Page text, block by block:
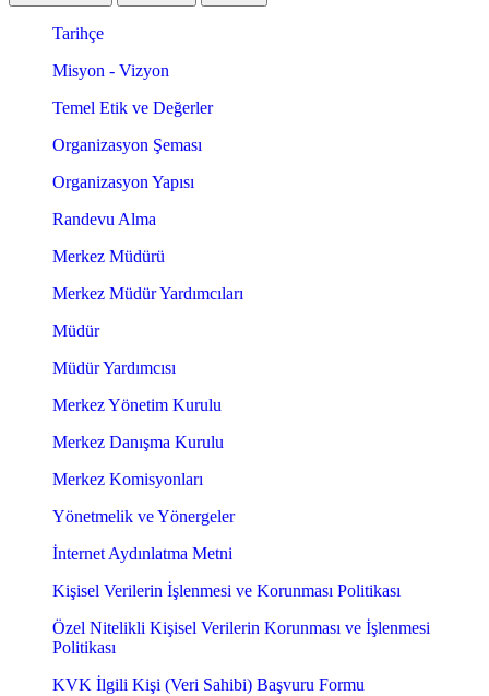
Tarihçe
Misyon - Vizyon
Temel Etik ve Değerler
Organizasyon Şeması
Organizasyon Yapısı
Randevu Alma
Merkez Müdürü
Merkez Müdür Yardımcıları
Müdür
Müdür Yardımcısı
Merkez Yönetim Kurulu
Merkez Danışma Kurulu
Merkez Komisyonları
Yönetmelik ve Yönergeler
İnternet Aydınlatma Metni
Kişisel Verilerin İşlenmesi ve Korunması Politikası
Özel Nitelikli Kişisel Verilerin Korunması ve İşlenmesi
Politikası
KVK İlgili Kişi (Veri Sahibi) Başvuru Formu